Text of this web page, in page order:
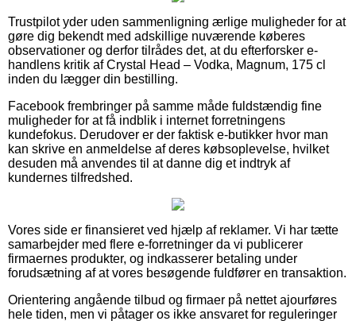
Trustpilot yder uden sammenligning ærlige muligheder for at
gøre dig bekendt med adskillige nuværende køberes
observationer og derfor tilrådes det, at du efterforsker e-
handlens kritik af Crystal Head – Vodka, Magnum, 175 cl
inden du lægger din bestilling.
Facebook frembringer på samme måde fuldstændig fine
muligheder for at få indblik i internet forretningens
kundefokus. Derudover er der faktisk e-butikker hvor man
kan skrive en anmeldelse af deres købsoplevelse, hvilket
desuden må anvendes til at danne dig et indtryk af
kundernes tilfredshed.
Vores side er finansieret ved hjælp af reklamer. Vi har tætte
samarbejder med flere e-forretninger da vi publicerer
firmaernes produkter, og indkasserer betaling under
forudsætning af at vores besøgende fuldfører en transaktion.
Orientering angående tilbud og firmaer på nettet ajourføres
hele tiden, men vi påtager os ikke ansvaret for reguleringer